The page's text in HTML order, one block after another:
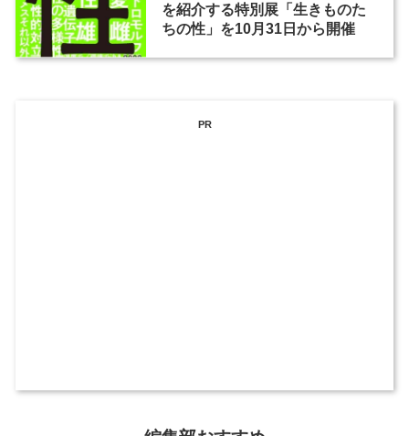
を紹介する特別展「生きものた
ちの性」を10月31日から開催
PR